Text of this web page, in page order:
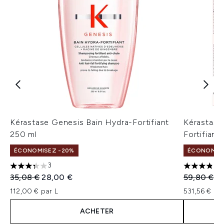
Kérastase Genesis Bain Hydra-Fortifiant
250 ml
ÉCONOMISEZ -20%
3.33 étoiles sur un maximum de 5
3
Prix de vente :
35,08 €Prix ​​actuel :
28,00 €
112,00 € par L
ACHETER
Fortifiant
3.8 étoiles
Prix de
59,80 €
531,56 €